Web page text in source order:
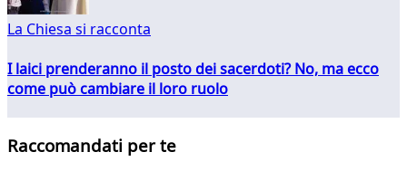
La Chiesa si racconta
I laici prenderanno il posto dei sacerdoti? No, ma ecco
come può cambiare il loro ruolo
Raccomandati per te